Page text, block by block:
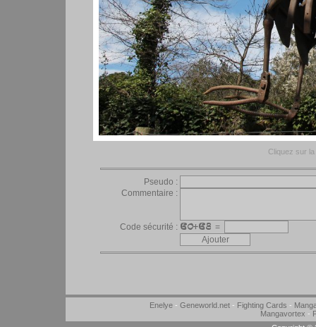
Cliquez sur
Pseudo :
Commentaire :
Code sécurité : =
Enelye- Geneworld.net- Fighting Cards -
Mangavortex -